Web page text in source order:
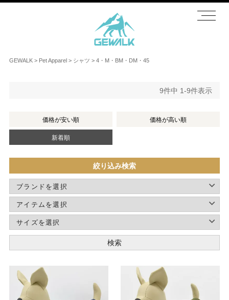
GEWALK Pet Apparel シャツ 4・M・BM・DM・45
価格が安い順 価格が高い順
新着順
9件中 1-9件表示
絞り込み検索
検索